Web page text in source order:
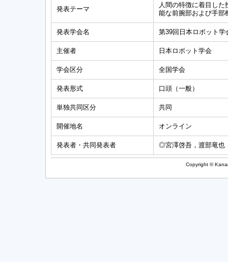
発表テーマ
人間の特徴に着目し
能な前腕部および手部
発表学会名 第39回日本ロボット学
主催者 日本ロボット学会
学会区分 全国学会
発表形式 口頭（一般）
単独共同区分 共同
開催地名 オンライン
発表者・共同発表者 ◎宮澤啓吾，渡部竜也
Copyright ©